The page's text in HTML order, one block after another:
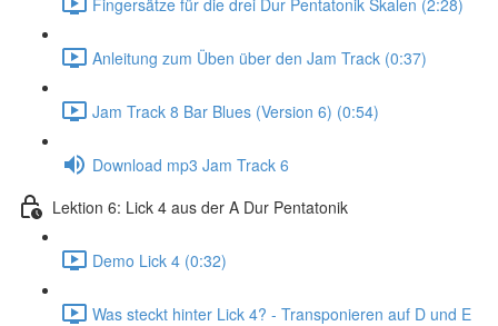
Anleitung zum Üben über den Jam Track (0:37)
Jam Track 8 Bar Blues (Version 6) (0:54)
Download mp3 Jam Track 6
Lektion 6: Lick 4 aus der A Dur Pentatonik
Demo Lick 4 (0:32)
Was steckt hinter Lick 4? - Transponieren auf D und E